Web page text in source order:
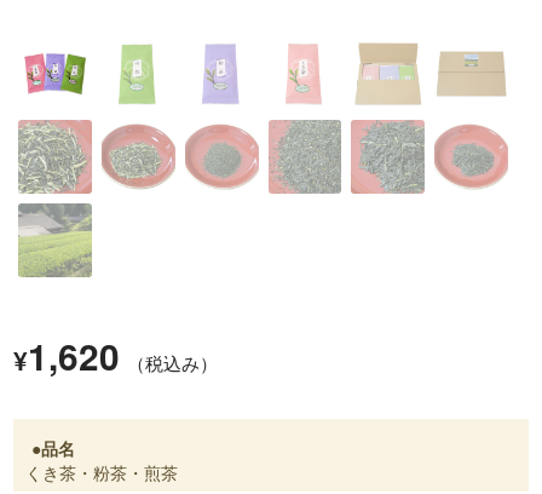
¥1,620 （税込み）
品名
くき茶・粉茶・煎茶